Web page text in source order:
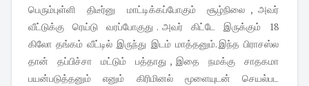
பெரும்புள்ளி திடீர்னு மாட்டிக்கப்போகும் சூழ்நிலை , அவர்
வீட்டுக்கு ரெய்டு வரப்போகுது . அவர் கிட்டே இருக்கும் 18
கிலோ தங்கம் வீட்டில் இருந்து இடம் மாத்தனும். இந்த பிராசஸ்ல
தான் தப்பிச்சா மட்டும் பத்தாது , இதை நமக்கு சாதகமா
பயன்படுத்தனும் எனும் கிரிமினல் மூளையுடன் செயல்பட